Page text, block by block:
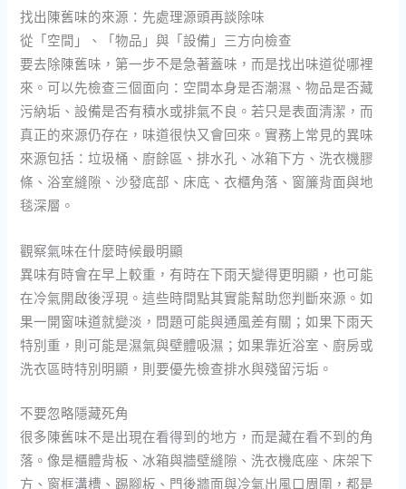
找出陳舊味的來源：先處理源頭再談除味
從「空間」、「物品」與「設備」三方向檢查
要去除陳舊味，第一步不是急著蓋味，而是找出味道從哪裡
來。可以先檢查三個面向：空間本身是否潮濕、物品是否藏
污納垢、設備是否有積水或排氣不良。若只是表面清潔，而
真正的來源仍存在，味道很快又會回來。實務上常見的異味
來源包括：垃圾桶、廚餘區、排水孔、冰箱下方、洗衣機膠
條、浴室縫隙、沙發底部、床底、衣櫃角落、窗簾背面與地
毯深層。
觀察氣味在什麼時候最明顯
異味有時會在早上較重，有時在下雨天變得更明顯，也可能
在冷氣開啟後浮現。這些時間點其實能幫助您判斷來源。如
果一開窗味道就變淡，問題可能與通風差有關；如果下雨天
特別重，則可能是濕氣與壁體吸濕；如果靠近浴室、廚房或
洗衣區時特別明顯，則要優先檢查排水與殘留污垢。
不要忽略隱藏死角
很多陳舊味不是出現在看得到的地方，而是藏在看不到的角
落。像是櫃體背板、冰箱與牆壁縫隙、洗衣機底座、床架下
方、窗框溝槽、踢腳板、門後牆面與冷氣出風口周圍，都是